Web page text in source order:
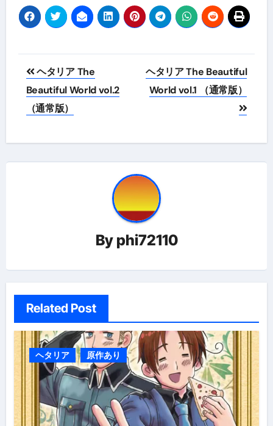
投
稿
ナ
ビ
ゲ
ン
ヘタリア The
Beautiful World vol.2
（通常版）
ヘタリア The Beautiful
World vol.1 （通常版）
By phi72110
Related Post
ヘタリア 原作あり